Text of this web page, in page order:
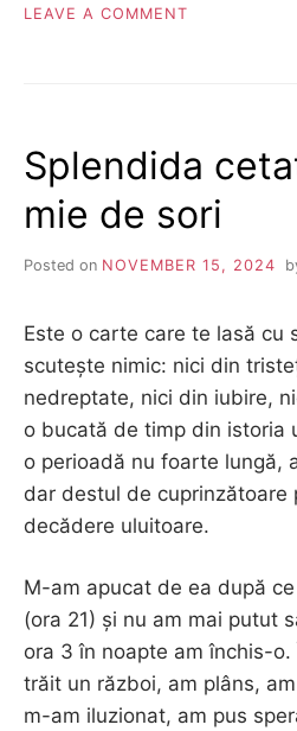
LEAVE A COMMENT
Splendida
mie de sori
Posted on NOVEMBER 15, 2024
Este o carte care te lasă cu
scutește nimic: nici din
nedreptate, nici din iubire,
o bucată de timp din istoria
o perioadă nu foarte lungă,
dar destul de cuprinzătoare
decădere uluitoare.
M-am apucat de ea după
(ora 21) și nu am mai putut
ora 3 în noapte am închis-
trăit un război, am plâns,
m-am iluzionat, am pus